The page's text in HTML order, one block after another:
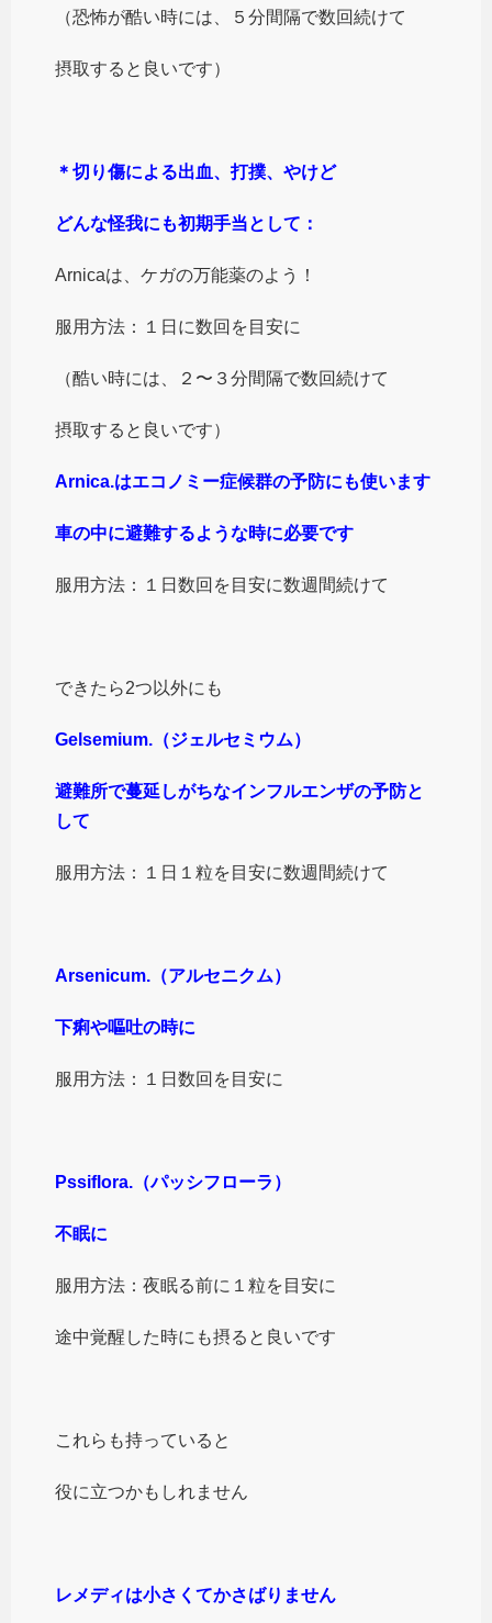
（恐怖が酷い時には、５分間隔で数回続けて
摂取すると良いです）
＊切り傷による出血、打撲、やけど
どんな怪我にも初期手当として：
Arnicaは、ケガの万能薬のよう！
服用方法：１日に数回を目安に
（酷い時には、２〜３分間隔で数回続けて
摂取すると良いです）
Arnica.はエコノミー症候群の予防にも使います
車の中に避難するような時に必要です
服用方法：１日数回を目安に数週間続けて
できたら2つ以外にも
Gelsemium.（ジェルセミウム）
避難所で蔓延しがちなインフルエンザの予防と
して
服用方法：１日１粒を目安に数週間続けて
Arsenicum.（アルセニクム）
下痢や嘔吐の時に
服用方法：１日数回を目安に
Pssiflora.（パッシフローラ）
不眠に
服用方法：夜眠る前に１粒を目安に
途中覚醒した時にも摂ると良いです
これらも持っていると
役に立つかもしれません
レメディは小さくてかさばりません